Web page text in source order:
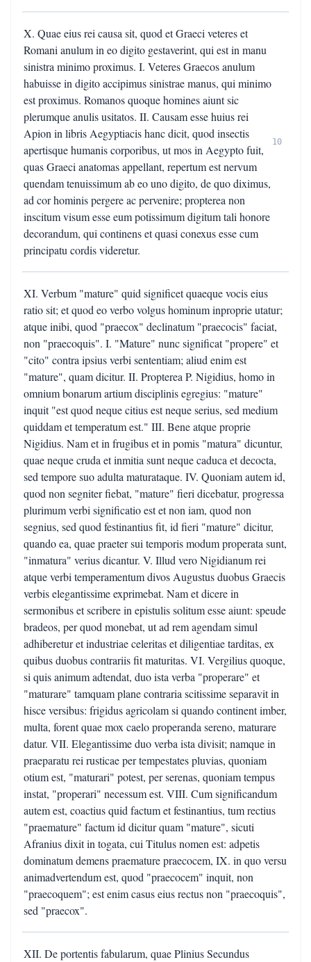
X. Quae eius rei causa sit, quod et Graeci veteres et
Romani anulum in eo digito gestaverint, qui est in manu
sinistra minimo proximus. I. Veteres Graecos anulum
habuisse in digito accipimus sinistrae manus, qui minimo
est proximus. Romanos quoque homines aiunt sic
plerumque anulis usitatos. II. Causam esse huius rei
Apion in libris Aegyptiacis hanc dicit, quod insectis
apertisque humanis corporibus, ut mos in Aegypto fuit,
quas Graeci anatomas appellant, repertum est nervum
quendam tenuissimum ab eo uno digito, de quo diximus,
ad cor hominis pergere ac pervenire; propterea non
inscitum visum esse eum potissimum digitum tali honore
decorandum, qui continens et quasi conexus esse cum
principatu cordis videretur.
10
XI. Verbum "mature" quid significet quaeque vocis eius
ratio sit; et quod eo verbo volgus hominum inproprie utatur;
atque inibi, quod "praecox" declinatum "praecocis" faciat,
non "praecoquis". I. "Mature" nunc significat "propere" et
"cito" contra ipsius verbi sententiam; aliud enim est
"mature", quam dicitur. II. Propterea P. Nigidius, homo in
omnium bonarum artium disciplinis egregius: "mature"
inquit "est quod neque citius est neque serius, sed medium
quiddam et temperatum est." III. Bene atque proprie
Nigidius. Nam et in frugibus et in pomis "matura" dicuntur,
quae neque cruda et inmitia sunt neque caduca et decocta,
sed tempore suo adulta maturataque. IV. Quoniam autem id,
quod non segniter fiebat, "mature" fieri dicebatur, progressa
plurimum verbi significatio est et non iam, quod non
segnius, sed quod festinantius fit, id fieri "mature" dicitur,
quando ea, quae praeter sui temporis modum properata sunt,
"inmatura" verius dicantur. V. Illud vero Nigidianum rei
atque verbi temperamentum divos Augustus duobus Graecis
verbis elegantissime exprimebat. Nam et dicere in
sermonibus et scribere in epistulis solitum esse aiunt: speude
bradeos, per quod monebat, ut ad rem agendam simul
adhiberetur et industriae celeritas et diligentiae tarditas, ex
quibus duobus contrariis fit maturitas. VI. Vergilius quoque,
si quis animum adtendat, duo ista verba "properare" et
"maturare" tamquam plane contraria scitissime separavit in
hisce versibus: frigidus agricolam si quando continent imber,
multa, forent quae mox caelo properanda sereno, maturare
datur. VII. Elegantissime duo verba ista divisit; namque in
praeparatu rei rusticae per tempestates pluvias, quoniam
otium est, "maturari" potest, per serenas, quoniam tempus
instat, "properari" necessum est. VIII. Cum significandum
autem est, coactius quid factum et festinantius, tum rectius
"praemature" factum id dicitur quam "mature", sicuti
Afranius dixit in togata, cui Titulus nomen est: adpetis
dominatum demens praemature praecocem, IX. in quo versu
animadvertendum est, quod "praecocem" inquit, non
"praecoquem"; est enim casus eius rectus non "praecoquis",
sed "praecox".
XII. De portentis fabularum, quae Plinius Secundus